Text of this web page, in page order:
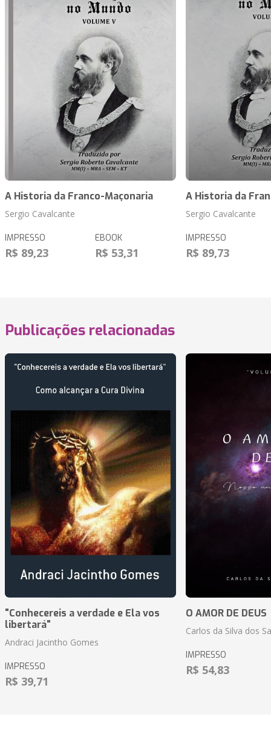
A Historia da Franco-Maçonaria
Sergio Cavalcante
IMPRESSO
R$ 89,23
EBOOK
R$ 53,31
A Historia da
Sergio Cavalcante
IMPRESSO
R$ 89,73
Publicações relacionadas
"Conhecereis a verdade e Ela vos
libertará"
Andraci Jacintho Gomes
IMPRESSO
R$ 39,71
O AMOR DE DEUS
Carlos da Silva dos
IMPRESSO
R$ 54,83